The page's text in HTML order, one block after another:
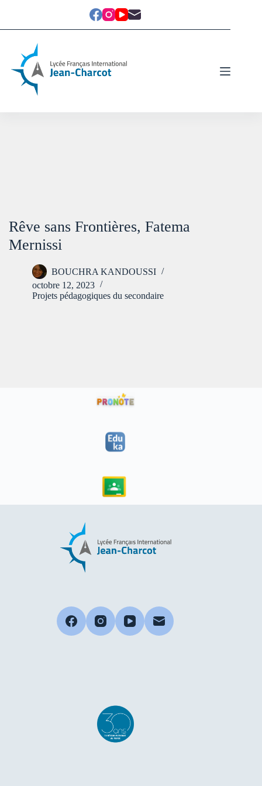
Rêve sans Frontières, Fatema
Mernissi
BOUCHRA KANDOUSSI
octobre 12, 2023
Projets pédagogiques du secondaire